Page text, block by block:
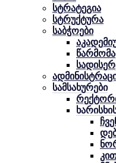
სტრატეგია
სტრუქტურა
საბჭოები
სამსახურები